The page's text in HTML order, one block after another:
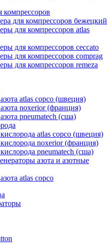
для компрессоров бежецкий
для компрессоров atlas
для компрессоров ceccato
для компрессоров comprag
для компрессоров remeza
atlas copco (швеция)
noxerior (франция)
pneumatech (сша)
atlas copco (швеция)
noxerior (франция)
pneumatech (сша)
азота и азотные
atlas copco